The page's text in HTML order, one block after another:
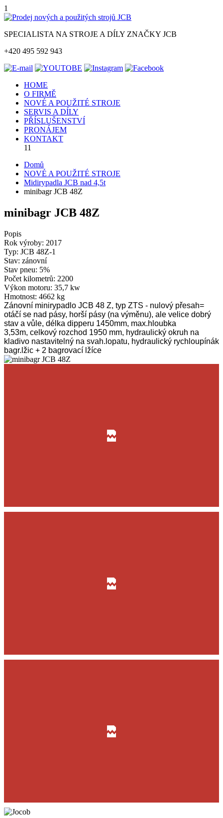
1
SPECIALISTA NA STROJE A DÍLY ZNAČKY JCB
+420 495 592 943
HOME
O FIRMĚ
NOVÉ A POUŽITÉ STROJE
SERVIS A DÍLY
PŘÍSLUŠENSTVÍ
PRONÁJEM
KONTAKT
11
Domů
NOVÉ A POUŽITÉ STROJE
Midirypadla JCB nad 4,5t
minibagr JCB 48Z
minibagr JCB 48Z
Popis
Rok výroby: 2017
Typ: JCB 48Z-1
Stav: zánovní
Stav pneu: 5%
Počet kilometrů: 2200
Výkon motoru: 35,7 kw
Hmotnost: 4662 kg
Zánovní minirypadlo JCB 48 Z, typ ZTS - nulový přesah=
otáčí se nad pásy, horší pásy (na výměnu), ale velice dobrý
stav a vůle, délka dipperu 1450mm, max.hloubka
3,53m, celkový rozchod 1950 mm, hydraulický okruh na
kladivo nastavitelný na svah.lopatu, hydraulický rychloupínák
bagr.lžic + 2 bagrovací lžíce